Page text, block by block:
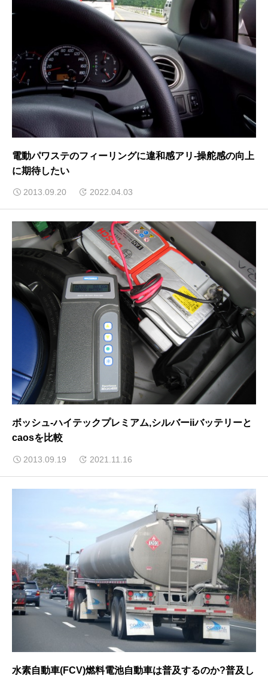
電動パワステのフィーリングに違和感アリ-操舵感の向上
に期待したい
2013.09.20 2022.04.03
ボッシュ-ハイテックプレミアム,シルバーiiバッテリーと
caosを比較
2013.09.19 2021.11.16
水素自動車(FCV)燃料電池自動車は普及するのか?普及し